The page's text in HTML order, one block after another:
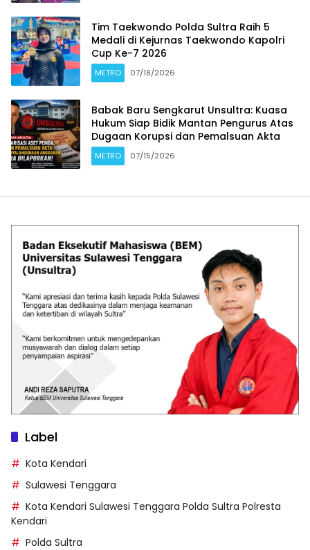
Tim Taekwondo Polda Sultra Raih 5
Medali di Kejurnas Taekwondo Kapolri
Cup Ke-7 2026
METRO 07/18/2026
Babak Baru Sengkarut Unsultra: Kuasa
Hukum Siap Bidik Mantan Pengurus Atas
Dugaan Korupsi dan Pemalsuan Akta
METRO 07/15/2026
Label
Kota Kendari
Sulawesi Tenggara
Kota Kendari Sulawesi Tenggara Polda Sultra Polresta
Kendari
Polda Sultra